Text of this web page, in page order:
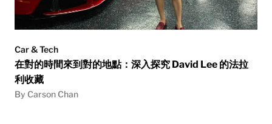
Car & Tech
在對的時間來到對的地點：深入探究 David Lee 的法拉
利收藏
By Carson Chan